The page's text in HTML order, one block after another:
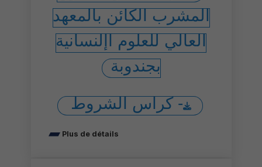
المشرب الكائن بالمعهد
العالي للعلوم اإلنسانية
بجندوبة
- كراس الشروط
Plus de détails